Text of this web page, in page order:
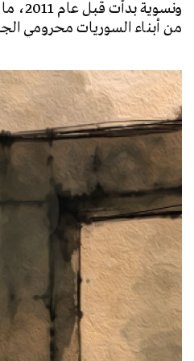
ونسوية
من أبناء السوريات محرومي